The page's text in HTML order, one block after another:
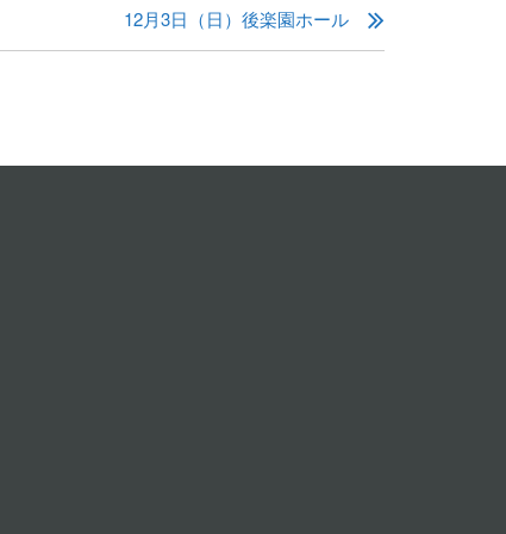
12月3日（日）後楽園ホール